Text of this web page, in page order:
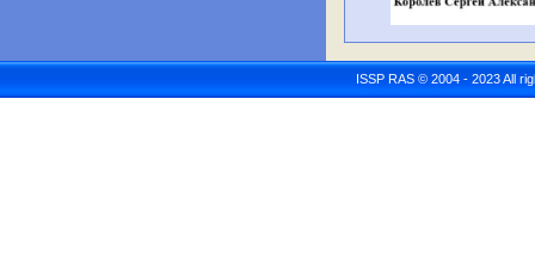
ISSP RAS © 2004 - 2023 All